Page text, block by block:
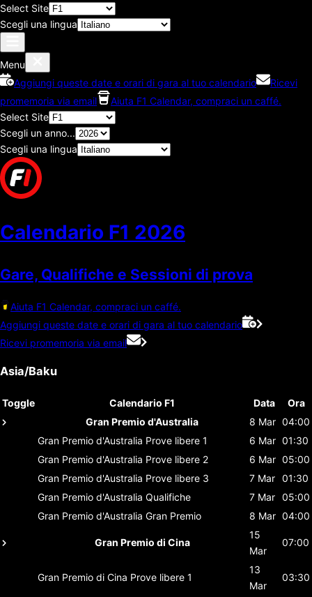
Select Site
Scegli una lingua
Menu
Aggiungi queste date e orari di gara al tuo calendario
Ricevi
promemoria via email
Aiuta F1 Calendar, compraci un caffé.
Select Site
Scegli un anno...
Scegli una lingua
Calendario F1 2026
Gare, Qualifiche e Sessioni di prova
Aiuta F1 Calendar, compraci un caffé.
Aggiungi queste date e orari di gara al tuo calendario
Ricevi promemoria via email
Asia/Baku
Toggle Calendario F1 Data
Ora
Gran Premio d'Australia
8 Mar 04:00
Gran Premio d'Australia Prove libere 1 6 Mar 01:30
Gran Premio d'Australia Prove libere 2 6 Mar 05:00
Gran Premio d'Australia Prove libere 3 7 Mar 01:30
Gran Premio d'Australia Qualifiche 7 Mar 05:00
Gran Premio d'Australia Gran Premio 8 Mar 04:00
Gran Premio di Cina
15
Mar
07:00
Gran Premio di Cina Prove libere 1
13
Mar
03:30